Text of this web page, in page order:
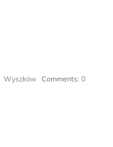
Wyszków Comments: 0